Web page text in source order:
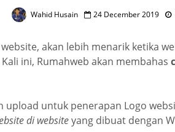
Wahid Husain 24 December 2019
akan lebih menarik ketika
ini, Rumahweb akan membahas
upload untuk penerapan Logo
di websiteyang dibuat dengan